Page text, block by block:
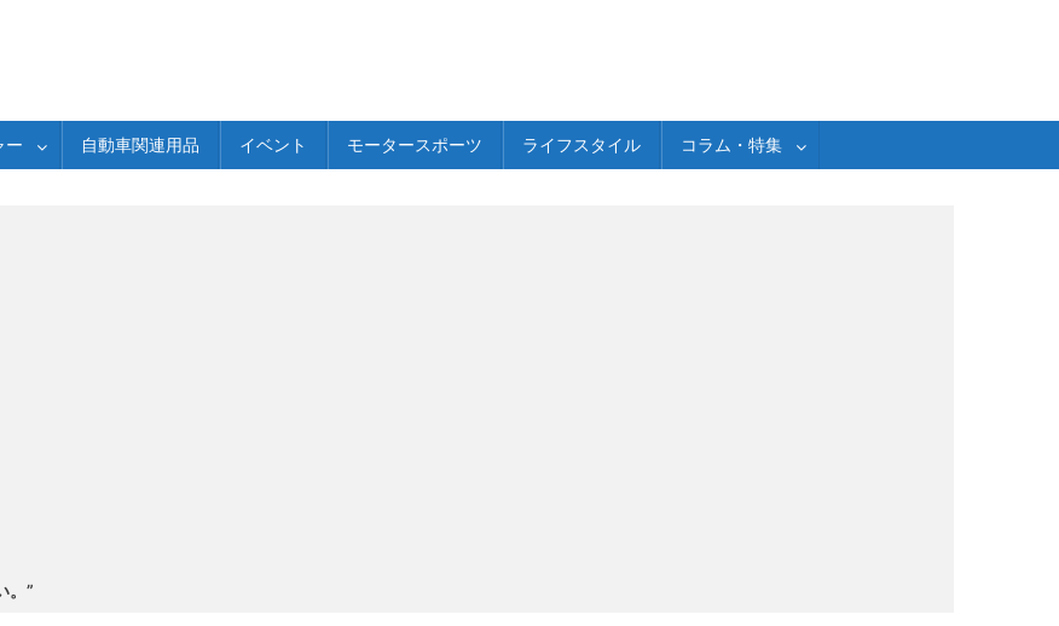
ー 自動車関連用品 イベント モータースポーツ ライフスタイル コラム・特集
。”